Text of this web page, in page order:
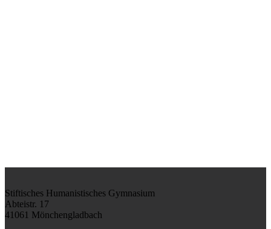
Stiftisches Humanistisches Gymnasium
Abteistr. 17
41061 Mönchengladbach